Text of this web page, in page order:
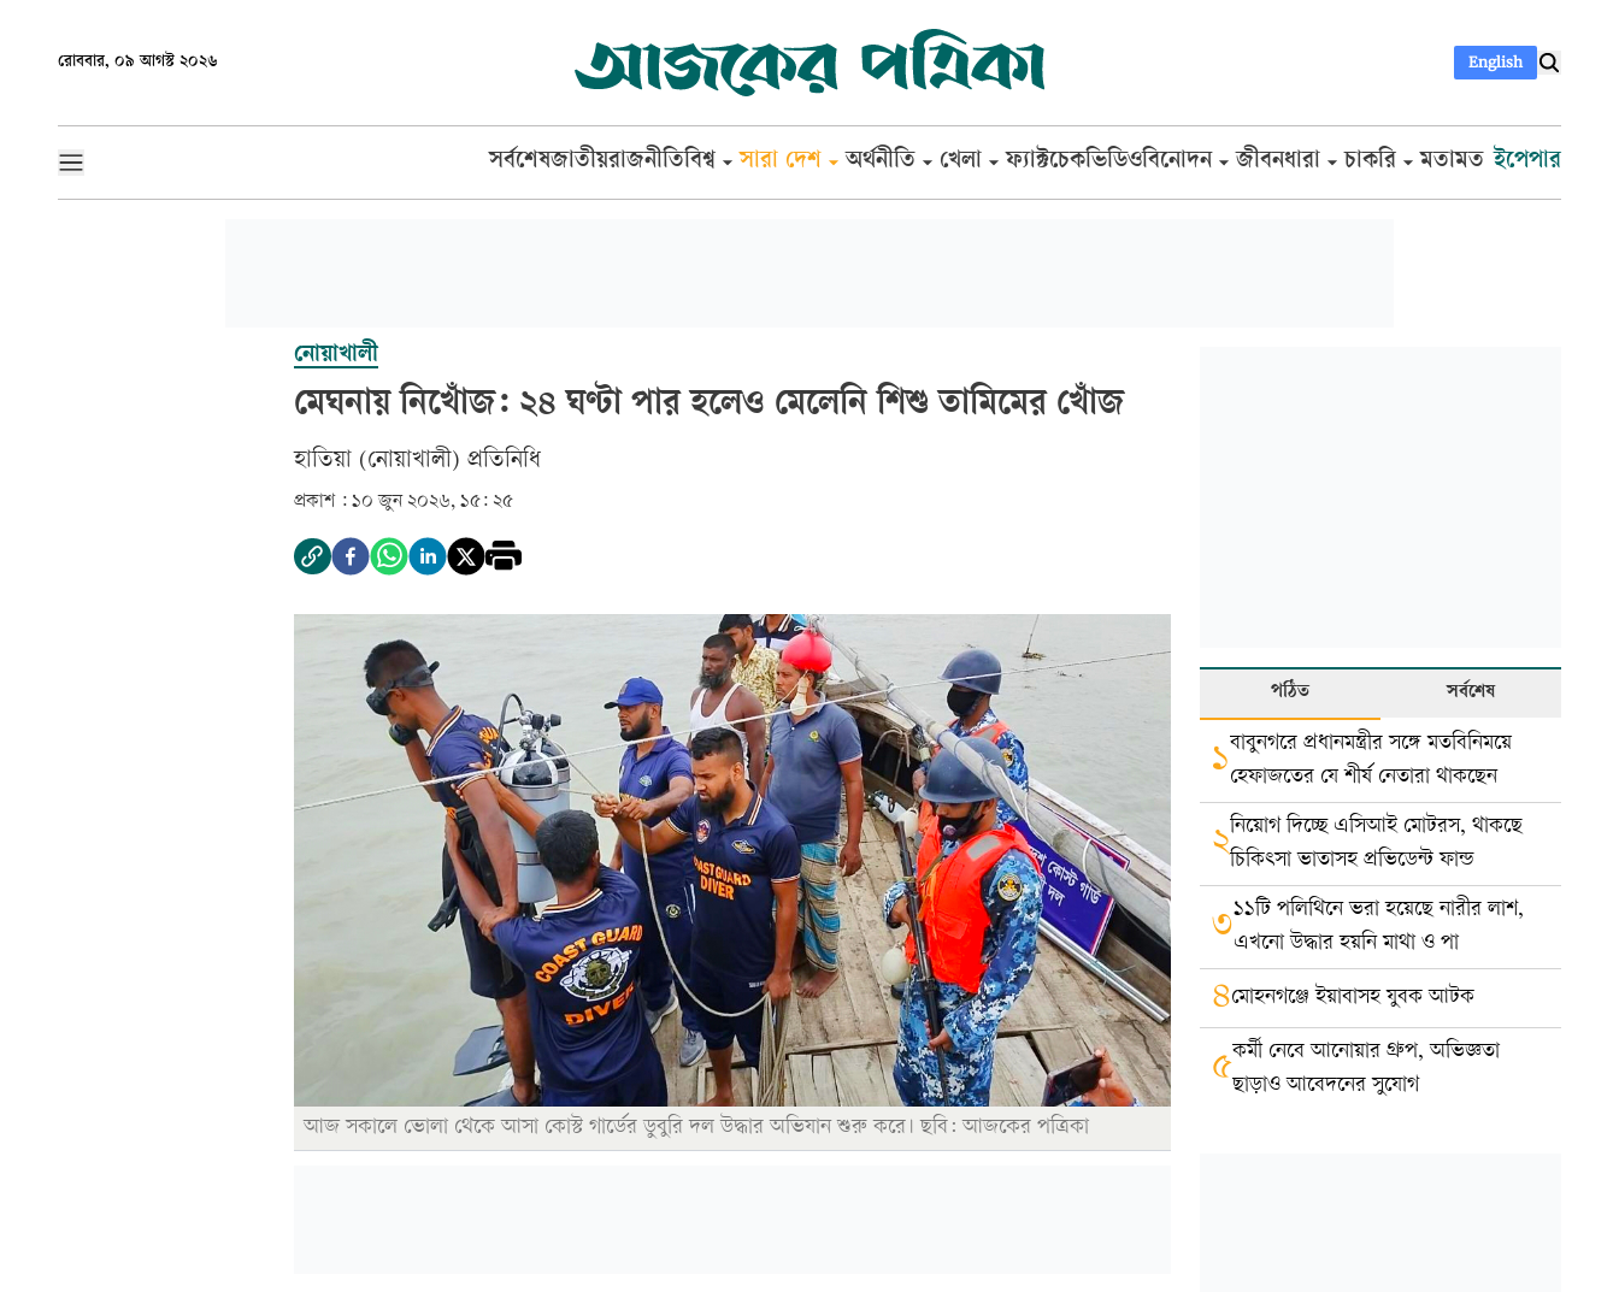
রোববার, ০৯ আগস্ট ২০২৬ English
সর্বশেষজাতীয়রাজনীতিবিশ্ব সারা দেশ অর্থনীতি খেলা ফ্যাক্টচেকভিডিওবিনোদন জীবনধারা চাকরি মতামত ইপেপার
নোয়াখালী
মেঘনায় নিখোঁজ: ২৪ ঘণ্টা পার হলেও মেলেনি শিশু তামিমের খোঁজ
­হাতিয়া (নোয়াখালী) প্রতিনিধি
প্রকাশ : ১০ জুন ২০২৬, ১৫: ২৫
আজ সকালে ভোলা থেকে আসা কোস্ট গার্ডের ডুবুরি দল উদ্ধার অভিযান শুরু করে। ছবি: আজকের পত্রিকা
পঠিত সর্বশেষ
১বাবুনগরে প্রধানমন্ত্রীর সঙ্গে মতবিনিময়ে
হেফাজতের যে শীর্ষ নেতারা থাকছেন
২নিয়োগ দিচ্ছে এসিআই মোটরস, থাকছে
চিকিৎসা ভাতাসহ প্রভিডেন্ট ফান্ড
৩১১টি পলিথিনে ভরা হয়েছে নারীর লাশ,
এখনো উদ্ধার হয়নি মাথা ও পা
৪মোহনগঞ্জে ইয়াবাসহ যুবক আটক
৫কর্মী নেবে আনোয়ার গ্রুপ, অভিজ্ঞতা
ছাড়াও আবেদনের সুযোগ